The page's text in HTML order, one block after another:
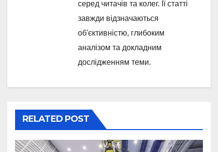
серед читачів та колег. Її статті
завжди відзначаються
об'єктивністю, глибоким
аналізом та докладним
дослідженням теми.
RELATED POST